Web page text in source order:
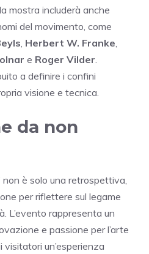
mostra includerà anche
del movimento, come
Herbert W. Franke
e Roger Vilder
a definire i confini
visione e tecnica.
da non
è solo una retrospettiva,
per riflettere sul legame
L’evento rappresenta un
e passione per l’arte
un’esperienza